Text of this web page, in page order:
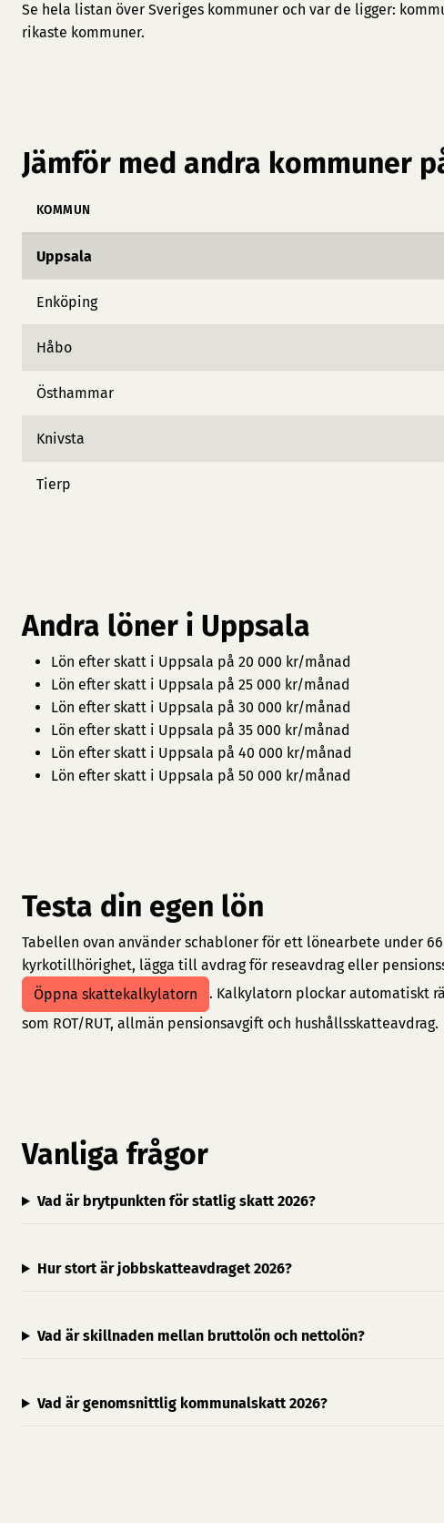
Se hela listan över Sveriges kommuner och var de ligger:
rikaste kommuner.
Jämför med andra kommuner
KOMMUN
Uppsala
Enköping
Håbo
Östhammar
Knivsta
Tierp
Andra löner i Uppsala
Lön efter skatt i Uppsala på 20 000 kr/månad
Lön efter skatt i Uppsala på 25 000 kr/månad
Lön efter skatt i Uppsala på 30 000 kr/månad
Lön efter skatt i Uppsala på 35 000 kr/månad
Lön efter skatt i Uppsala på 40 000 kr/månad
Lön efter skatt i Uppsala på 50 000 kr/månad
Testa din egen lön
Tabellen ovan använder schabloner för ett lönearbete under
kyrkotillhörighet, lägga till avdrag för reseavdrag eller
Öppna skattekalkylatorn
. Kalkylatorn plockar automatiskt
som ROT/RUT, allmän pensionsavgift och hushållsskatteavdrag.
Vanliga frågor
Vad är brytpunkten för statlig skatt 2026?
Hur stort är jobbskatteavdraget 2026?
Vad är skillnaden mellan bruttolön och nettolön?
Vad är genomsnittlig kommunalskatt 2026?